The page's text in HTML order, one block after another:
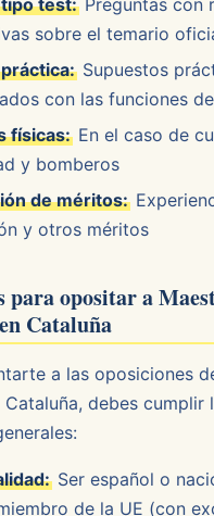
test: Preguntas con
sobre el temario
Supuestos
con las funciones
físicas: En el caso de
y bomberos
de méritos:
y otros méritos
para opositar a
Cataluña
a las oposiciones
Cataluña, debes cumplir
Ser español o
de la UE (con